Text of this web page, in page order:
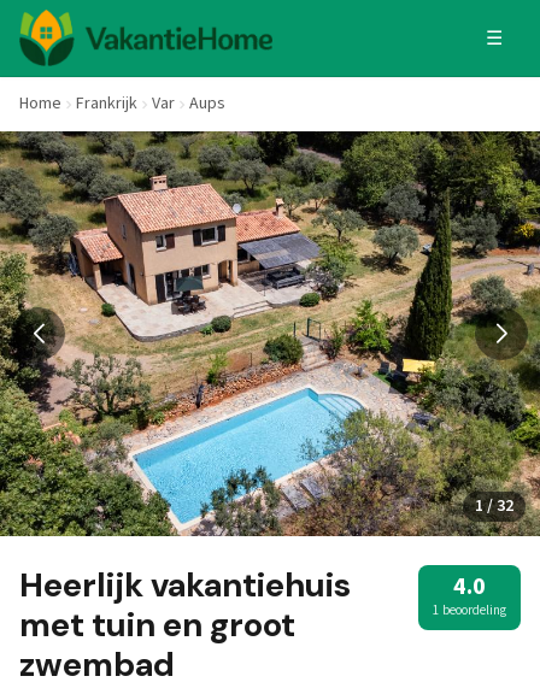
☰
Home Frankrijk Var Aups
1 / 32
Heerlijk vakantiehuis
met tuin en groot
zwembad
4.0
1 beoordeling